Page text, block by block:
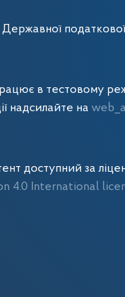
Державної
в тестовому
надсилайте на
доступний за
4.0 International